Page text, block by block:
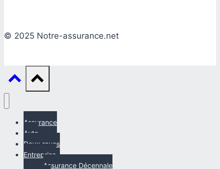
© 2025 Notre-assurance.net
Assurance
Auto
Deux roues
Entreprise
Assurance Décennale